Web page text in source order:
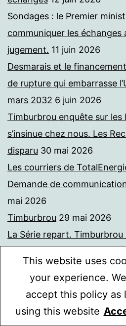
Sondages : le Premier
communiquer les échanges
jugement. 11 juin 2026
Desmarais et le
de rupture qui embarrasse
mars 2032 6 juin 2026
Timburbrou enquête sur les
s’insinue chez nous. Les
disparu 30 mai 2026
Les courriers de
Demande de
mai 2026
Timburbrou 29 mai 2026
La Série repart. Timburbrou
Timburbrou et la machine à
sources. La note de la DGSI
Soumettre des cas
laïcité pour mieux
This website uses
your experience.
accept this policy as
using this website